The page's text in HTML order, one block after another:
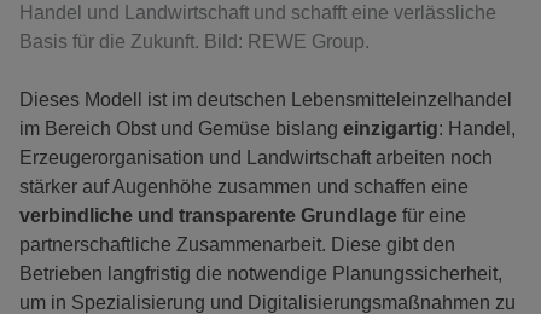
Handel und Landwirtschaft und schafft eine verlässliche
Basis für die Zukunft. Bild: REWE Group.
Dieses Modell ist im deutschen Lebensmitteleinzelhandel
im Bereich Obst und Gemüse bislang einzigartig: Handel,
Erzeugerorganisation und Landwirtschaft arbeiten noch
stärker auf Augenhöhe zusammen und schaffen eine
verbindliche und transparente Grundlage für eine
partnerschaftliche Zusammenarbeit. Diese gibt den
Betrieben langfristig die notwendige Planungssicherheit,
um in Spezialisierung und Digitalisierungsmaßnahmen zu